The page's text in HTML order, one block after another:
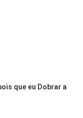
que eu Dobrar a